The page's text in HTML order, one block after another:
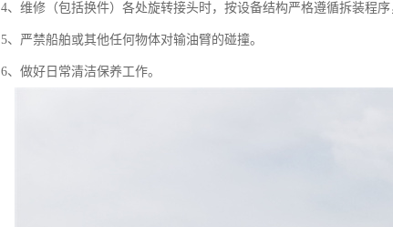
4、维修（包括换件）各处旋转接头时，按设备结构严格遵循拆装程
5、严禁船舶或其他任何物体对输油臂的碰撞。
6、做好日常清洁保养工作。